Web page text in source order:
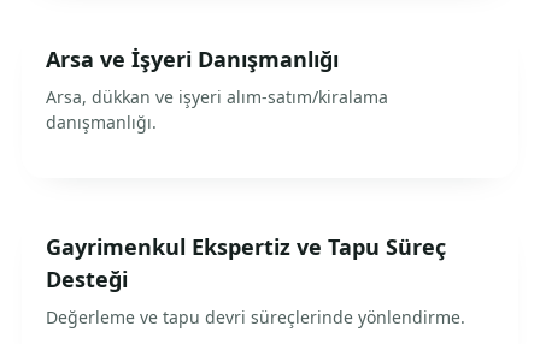
Arsa ve İşyeri Danışmanlığı
Arsa, dükkan ve işyeri alım-satım/kiralama
danışmanlığı.
Gayrimenkul Ekspertiz ve Tapu Süreç
Desteği
Değerleme ve tapu devri süreçlerinde yönlendirme.